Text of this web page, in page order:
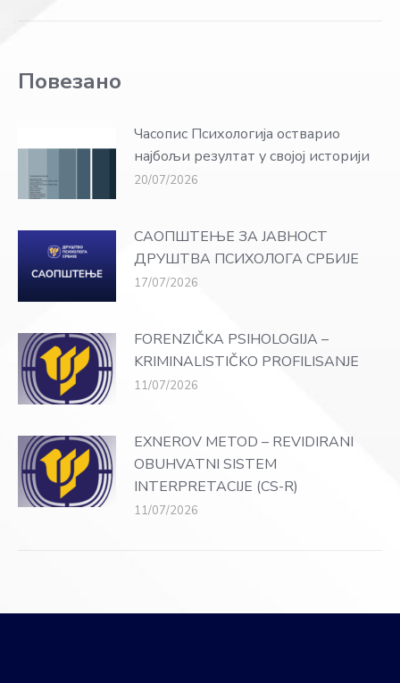
Повезано
Часопис Психологија остварио
најбољи резултат у својој историји
20/07/2026
САОПШТЕЊЕ ЗА ЈАВНОСТ
ДРУШТВА ПСИХОЛОГА СРБИЈЕ
17/07/2026
FORENZIČKA PSIHOLOGIJA –
KRIMINALISTIČKO PROFILISANJE
11/07/2026
EXNEROV METOD – REVIDIRANI
OBUHVATNI SISTEM
INTERPRETACIJE (CS-R)
11/07/2026